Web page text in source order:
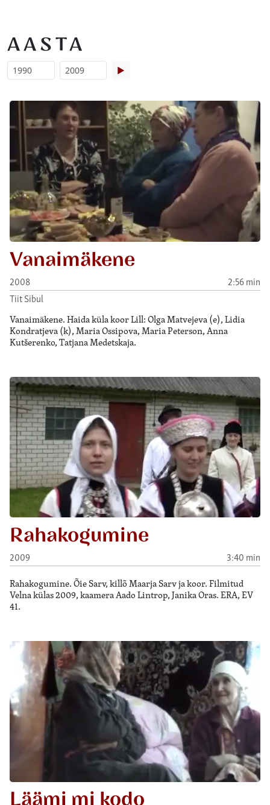
AASTA
▶
Vanaimäkene
2008
2:56 min
Tiit Sibul
Vanaimäkene. Haida küla koor Lill: Olga Matvejeva (e), Lidia
Kondratjeva (k), Maria Ossipova, Maria Peterson, Anna
Kutšerenko, Tatjana Medetskaja.
Rahakogumine
2009 3:40 min
Rahakogumine. Õie Sarv, killõ Maarja Sarv ja koor. Filmitud
Velna külas 2009, kaamera Aado Lintrop, Janika Oras. ERA, EV
41.
Läämi mi kodo